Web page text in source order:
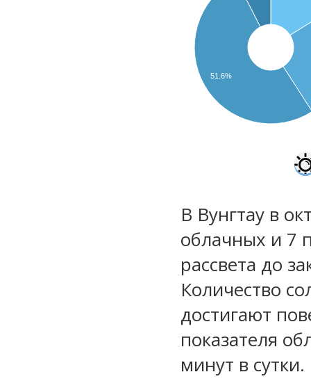
51.6%
В Вунгтау в
облачных и 7
рассвета до
Количество
достигают
показателя
минут в сутки.